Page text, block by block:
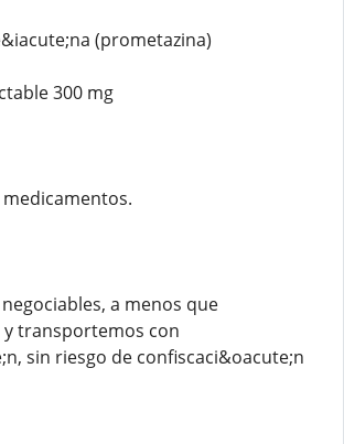
(prometazina)
300 mg
a menos que
transportemos con
sin riesgo de confiscaci&oacute;n